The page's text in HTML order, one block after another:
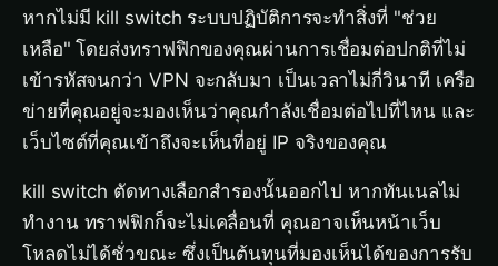
หากไม่มี kill switch ระบบปฏิบัติการจะทำสิ่งที่ "ช่วย
เหลือ" โดยส่งทราฟฟิกของคุณผ่านการเชื่อมต่อปกติที่ไม่
เข้ารหัสจนกว่า VPN จะกลับมา เป็นเวลาไม่กี่วินาที เครือ
ข่ายที่คุณอยู่จะมองเห็นว่าคุณกำลังเชื่อมต่อไปที่ไหน และ
เว็บไซต์ที่คุณเข้าถึงจะเห็นที่อยู่ IP จริงของคุณ
kill switch ตัดทางเลือกสำรองนั้นออกไป หากทันเนลไม่
ทำงาน ทราฟฟิกก็จะไม่เคลื่อนที่ คุณอาจเห็นหน้าเว็บ
โหลดไม่ได้ชั่วขณะ ซึ่งเป็นต้นทุนที่มองเห็นได้ของการรับ